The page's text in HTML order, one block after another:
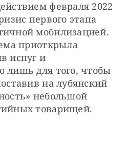
февраля 2022
первого этапа
мобилизацией.
приоткрыла
испуг и
лишь для того, чтобы
на лубянский
небольшой
товарищей.